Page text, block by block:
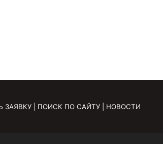
ЗАЯВКУ ПОИСК ПО САЙТУ НОВОСТИ